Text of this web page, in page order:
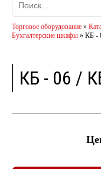
Торговое оборудование »
Бухгалтерские шкафы » КБ -
КБ - 06 /